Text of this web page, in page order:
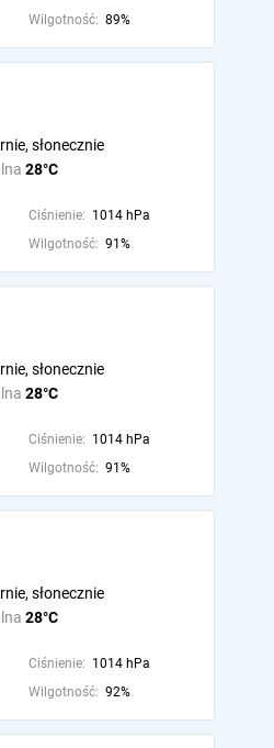
Wilgotność: 89%
28°C
słonecznie
Ciśnienie: 1014 hPa
Wilgotność: 91%
28°C
słonecznie
Ciśnienie: 1014 hPa
Wilgotność: 91%
28°C
słonecznie
Ciśnienie: 1014 hPa
Wilgotność: 92%